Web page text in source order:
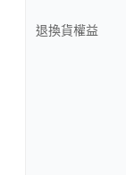
退換貨權益